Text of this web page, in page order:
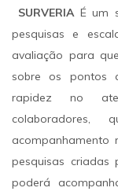
SURVERIAÉ um
pesquisas e
avaliação para
sobre os pontos
rapidez no
acompanhamento
pesquisas criadas
poderá